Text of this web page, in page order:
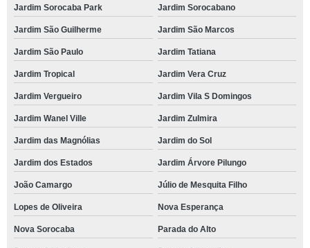
Jardim Sorocaba Park Jardim Sorocabano
Jardim São Guilherme Jardim São Marcos
Jardim São Paulo Jardim Tatiana
Jardim Tropical Jardim Vera Cruz
Jardim Vergueiro Jardim Vila S Domingos
Jardim Wanel Ville Jardim Zulmira
Jardim das Magnólias Jardim do Sol
Jardim dos Estados Jardim Árvore Pilungo
João Camargo Júlio de Mesquita Filho
Lopes de Oliveira Nova Esperança
Nova Sorocaba Parada do Alto